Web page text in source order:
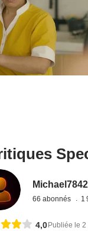
66 abonnés 1
4,0 Publiée le